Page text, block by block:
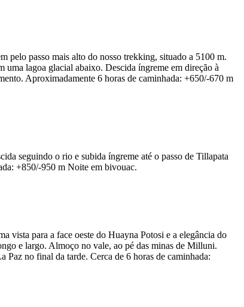
pelo passo mais alto do nosso trekking, situado a 5100 m.
lagoa glacial abaixo. Descida íngreme em direção à
Aproximadamente 6 horas de caminhada: +650/-670 m
seguindo o rio e subida íngreme até o passo de Tillapata
+850/-950 m Noite em bivouac.
vista para a face oeste do Huayna Potosi e a elegância do
e largo. Almoço no vale, ao pé das minas de Milluni.
Paz no final da tarde. Cerca de 6 horas de caminhada: